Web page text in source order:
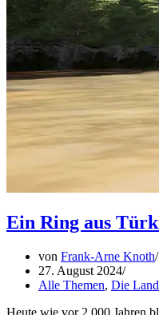
Ein Ring aus
von Frank-Arne Knoth
27. August 2024
Alle Themen, Die
Heute wie vor 2.000 Jahren